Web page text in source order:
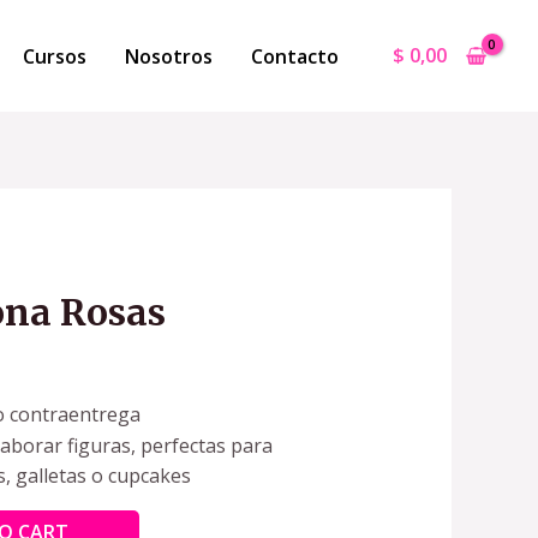
Cursos Nosotros Contacto $ 0,00
Rosas
contraentrega
figuras, perfectas para
galletas o cupcakes
CART